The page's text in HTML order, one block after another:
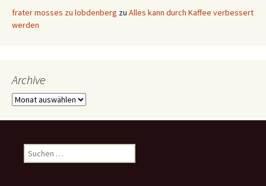
frater mosses zu lobdenberg zu Alles kann durch Kaffee verbessert
werden
Archive
Archive
Suchen
nach: